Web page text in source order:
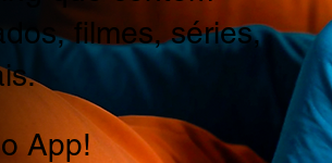
App!
filmes, séries,